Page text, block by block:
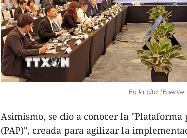
En la cita
Asimismo, se dio a conocer la
(PAP)", creada para agilizar la